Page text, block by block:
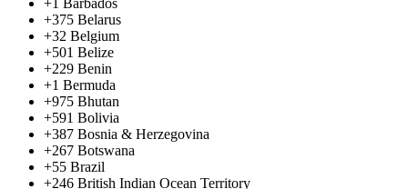
+375 Belarus
+32 Belgium
+501 Belize
+229 Benin
+1 Bermuda
+975 Bhutan
+591 Bolivia
+387 Bosnia & Herzegovina
+267 Botswana
+55 Brazil
+246 British Indian Ocean Territory